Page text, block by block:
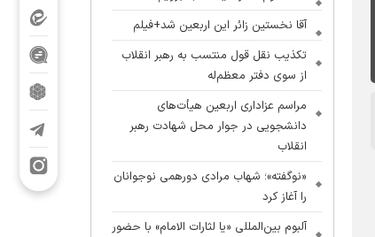
آقا نخستین زائر این اربعین شد+فیلم
تکذیب نقل قول منتسب به رهبر انقلاب
از سوی دفتر معظم‌له
مراسم عزاداری اربعین هیأت‌های
دانشجویی در جوار محل شهادت رهبر
انقلاب
«نوگفته»؛ شهاب مرادی دورهمی نوجوانان
را آغاز کرد
آلبوم بین‌المللی «یا لثارات الامام» با حضور